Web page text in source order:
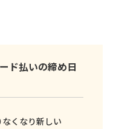
ド払いの締め日
くなり新しい